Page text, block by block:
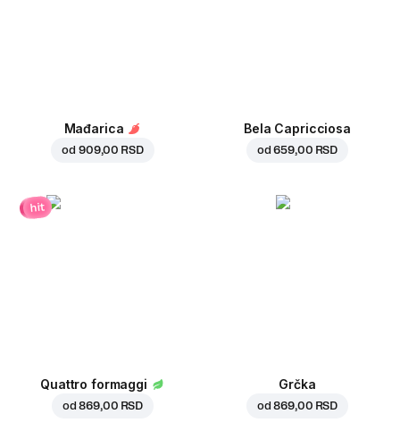
Mađarica
od 909,00 RSD
Bela Capricciosa
od659,00 RSD
hit
Quattro formaggi
od869,00 RSD
Grčka
od869,00 RSD